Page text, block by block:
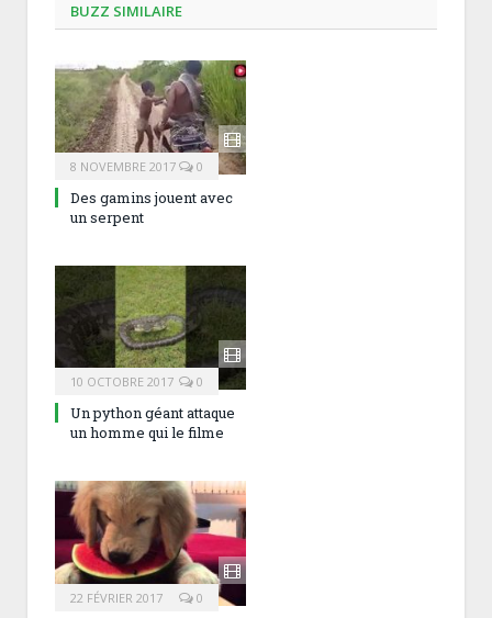
BUZZ SIMILAIRE
8 NOVEMBRE 2017 0
Des gamins jouent avec
un serpent
10 OCTOBRE 2017 0
Un python géant attaque
un homme qui le filme
22 FÉVRIER 2017 0